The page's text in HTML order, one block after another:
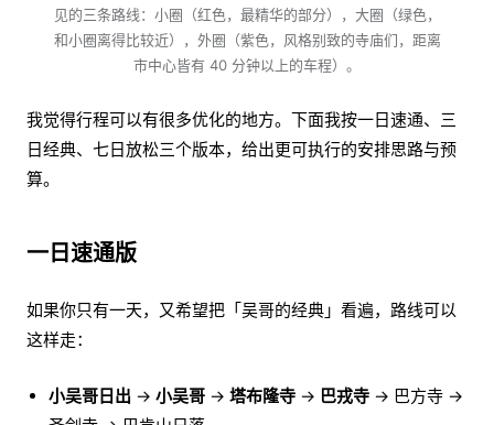
见的三条路线：小圈（红色，最精华的部分），大圈（绿色，
和小圈离得比较近），外圈（紫色，风格别致的寺庙们，距离
市中心皆有 40 分钟以上的车程）。
我觉得行程可以有很多优化的地方。下面我按一日速通、三
日经典、七日放松三个版本，给出更可执行的安排思路与预
算。
一日速通版
如果你只有一天，又希望把「吴哥的经典」看遍，路线可以
这样走：
小吴哥日出 → 小吴哥 → 塔布隆寺 → 巴戎寺 → 巴方寺 →